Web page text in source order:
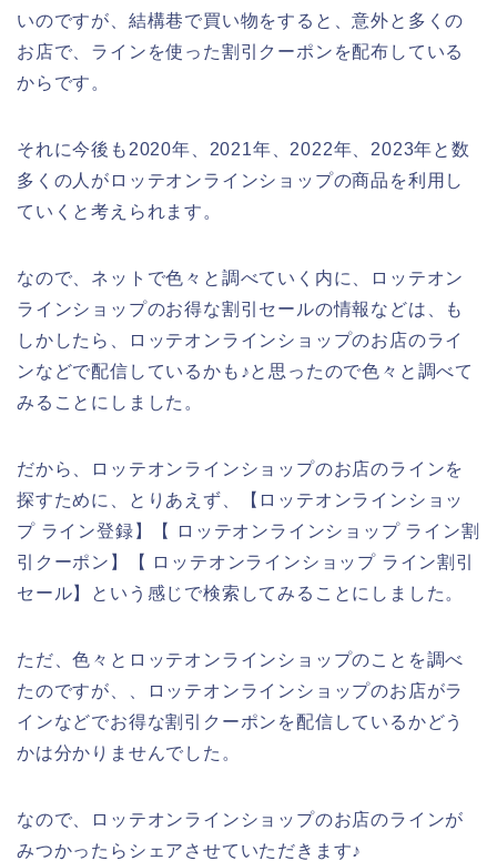
いのですが、結構巷で買い物をすると、意外と多くの
お店で、ラインを使った割引クーポンを配布している
からです。
それに今後も2020年、2021年、2022年、2023年と数
多くの人がロッテオンラインショップの商品を利用し
ていくと考えられます。
なので、ネットで色々と調べていく内に、ロッテオン
ラインショップのお得な割引セールの情報などは、も
しかしたら、ロッテオンラインショップのお店のライ
ンなどで配信しているかも♪と思ったので色々と調べて
みることにしました。
だから、ロッテオンラインショップのお店のラインを
探すために、とりあえず、【ロッテオンラインショッ
プ ライン登録】【 ロッテオンラインショップ ライン割
引クーポン】【 ロッテオンラインショップ ライン割引
セール】という感じで検索してみることにしました。
ただ、色々とロッテオンラインショップのことを調べ
たのですが、、ロッテオンラインショップのお店がラ
インなどでお得な割引クーポンを配信しているかどう
かは分かりませんでした。
なので、ロッテオンラインショップのお店のラインが
みつかったらシェアさせていただきます♪